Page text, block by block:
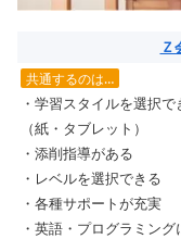
Ｚ
共通するのは…
・学習スタイルを選択で
（紙・タブレット）
・添削指導がある
・レベルを選択できる
・各種サポートが充実
・英語・プログラミン